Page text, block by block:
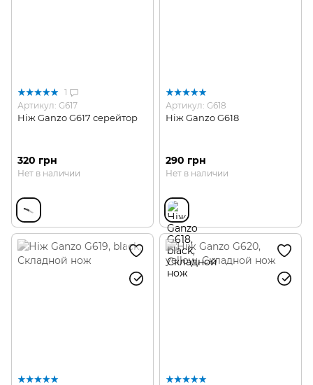
1
Артикул: G617
Ніж Ganzo G617 серейтор
320 грн
Нет в наличии
Артикул: G618
Ніж Ganzo G618
290 грн
Нет в наличии